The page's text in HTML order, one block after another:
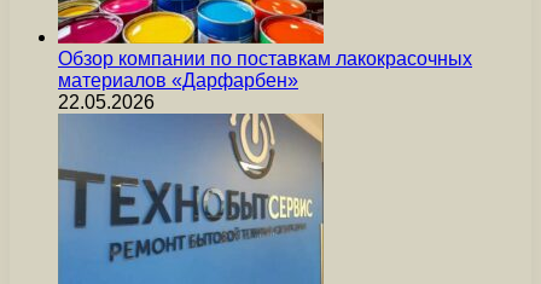
Обзор компании по поставкам лакокрасочных
материалов «Дарфарбен»
22.05.2026